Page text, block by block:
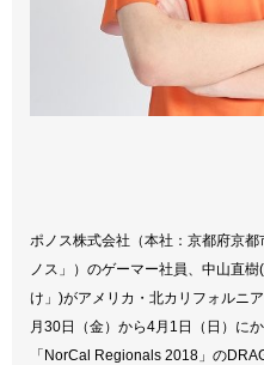
ポノス株式会社（本社：京都府京
ノス」）のゲーマー社員、中山直
け」)がアメリカ・北カリフォルニ
月30日（金）から4月1日（日）に
「NorCal Regionals 2018」の